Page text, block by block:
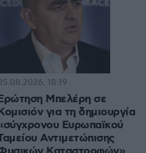
Μπελέρη σε
για τη δημιουργία
Ευρωπαϊκού
Αντιμετώπισης
18:19